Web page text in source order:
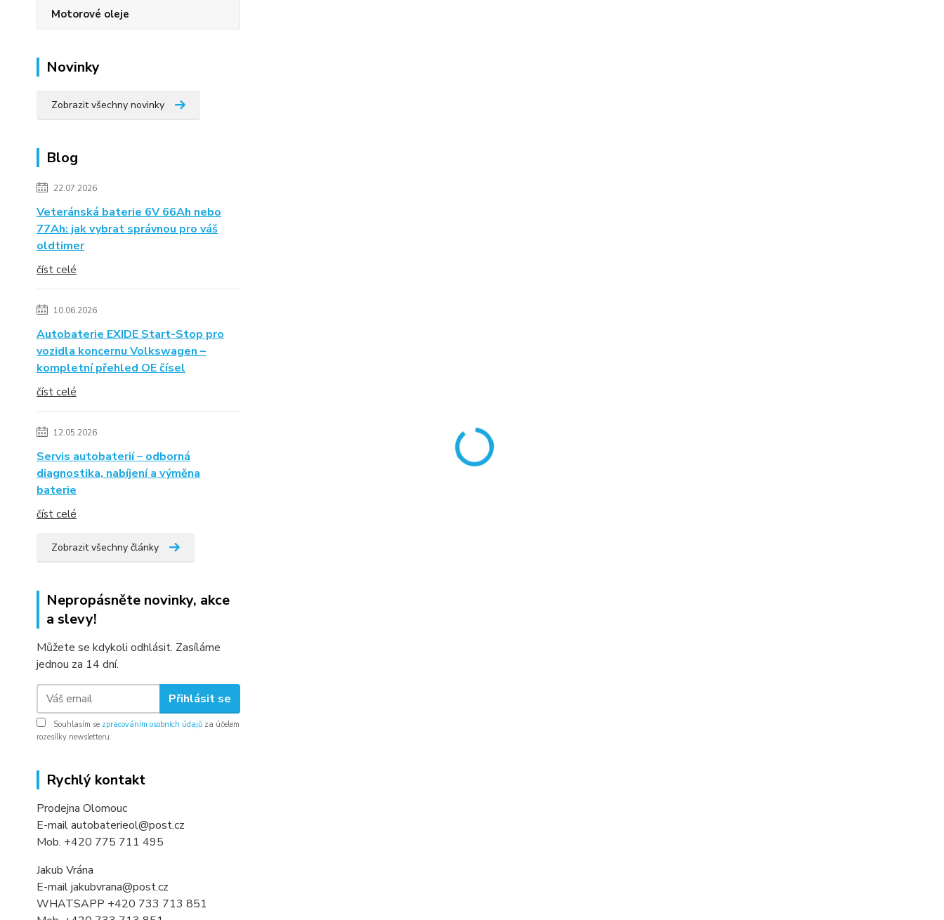
Motorové oleje
Novinky
Zobrazit všechny novinky
Blog
22.07.2026
Veteránská baterie 6V 66Ah nebo
77Ah: jak vybrat správnou pro váš
oldtimer
číst celé
10.06.2026
Autobaterie EXIDE Start-Stop pro
vozidla koncernu Volkswagen –
kompletní přehled OE čísel
číst celé
12.05.2026
Servis autobaterií – odborná
diagnostika, nabíjení a výměna
baterie
číst celé
Zobrazit všechny články
Nepropásněte novinky, akce
a slevy!
Můžete se kdykoli odhlásit. Zasíláme
jednou za 14 dní.
Přihlásit se
Souhlasím se zpracováním osobních údajů za účelem
rozesílky newsletteru.
Rychlý kontakt
Prodejna Olomouc
E-mail autobaterieol@post.cz
Mob. +420 775 711 495
Jakub Vrána
E-mail jakubvrana@post.cz
WHATSAPP +420 733 713 851